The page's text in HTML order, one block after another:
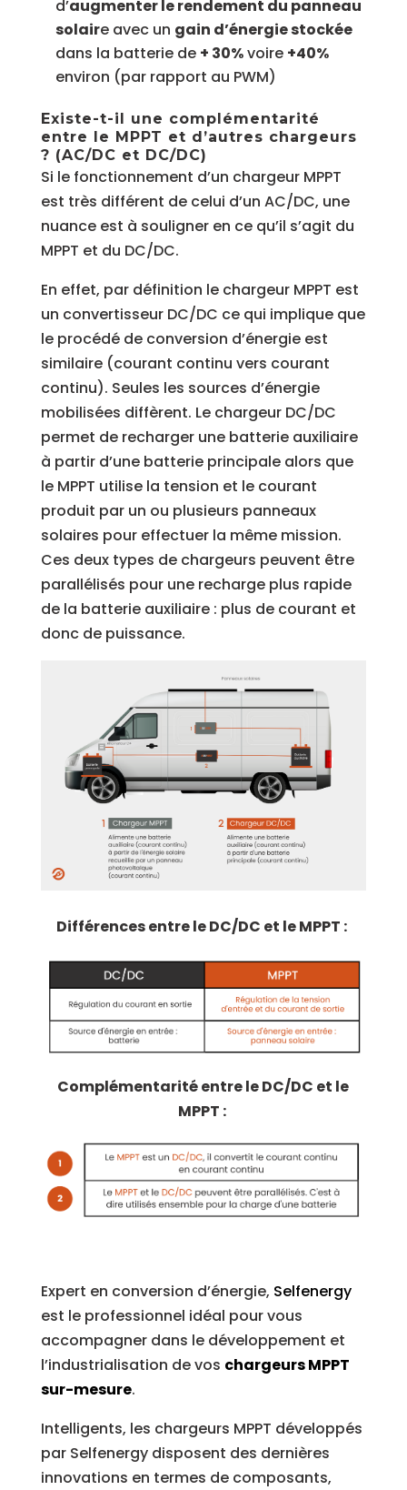
d’augmenter le rendement du panneau
solaire avec un gain d’énergie stockée
dans la batterie de + 30%voire +40%
environ (par rapport au PWM)
Existe-t-il une complémentarité
entre le MPPT et d’autres chargeurs
? (AC/DC et DC/DC)
Si le fonctionnement d’un chargeur MPPT
est très différent de celui d’un AC/DC, une
nuance est à souligner en ce qu’il s’agit du
MPPT et du DC/DC.
En effet, par définition le chargeur MPPT est
un convertisseur DC/DC ce qui implique que
le procédé de conversion d’énergie est
similaire (courant continu vers courant
continu). Seules les sources d’énergie
mobilisées diffèrent. Le chargeur DC/DC
permet de recharger une batterie auxiliaire
à partir d’une batterie principale alors que
le MPPT utilise la tension et le courant
produit par un ou plusieurs panneaux
solaires pour effectuer la même mission.
Ces deux types de chargeurs peuvent être
parallélisés pour une recharge plus rapide
de la batterie auxiliaire : plus de courant et
donc de puissance.
Différences entre le DC/DC et le MPPT :
Complémentarité entre le DC/DC et le
MPPT :
Expert en conversion d’énergie, Selfenergy
est le professionnel idéal pour vous
accompagner dans le développement et
l’industrialisation de vos chargeurs MPPT
sur-mesure.
Intelligents, les chargeurs MPPT développés
par Selfenergy disposent des dernières
innovations en termes de composants,